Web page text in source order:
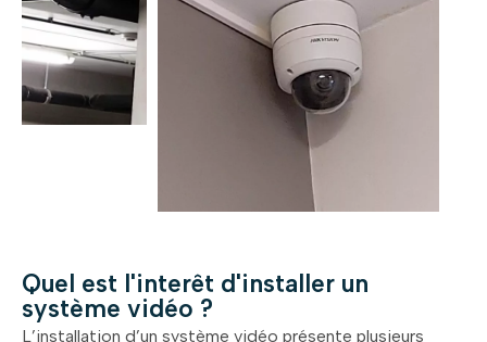
Quel est l'interêt d'installer un
système vidéo ?
L’installation d’un système vidéo présente plusieurs